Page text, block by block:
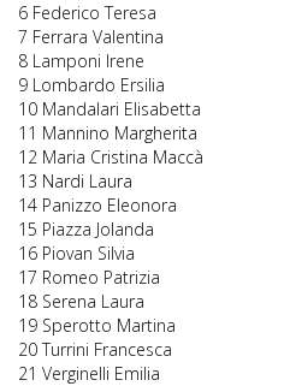
6 Federico Teresa
7 Ferrara Valentina
8 Lamponi Irene
9 Lombardo Ersilia
10 Mandalari Elisabetta
11 Mannino Margherita
12 Maria Cristina Maccà
13 Nardi Laura
14 Panizzo Eleonora
15 Piazza Jolanda
16 Piovan Silvia
17 Romeo Patrizia
18 Serena Laura
19 Sperotto Martina
20 Turrini Francesca
21 Verginelli Emilia